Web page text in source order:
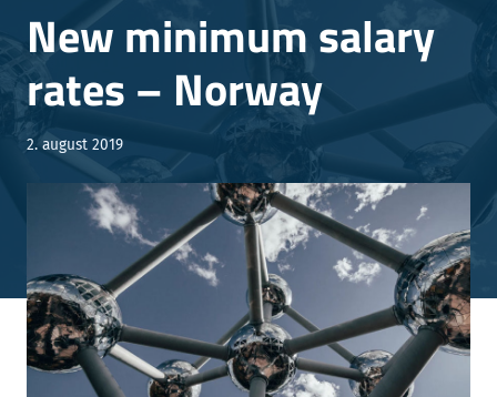
New minimum salary
rates – Norway
2. august 2019